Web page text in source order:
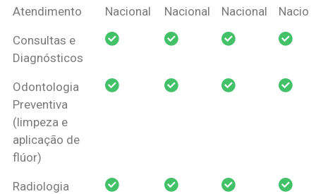
Coberturas
Pessoa Física
Nacional Criança Prótese
Atendimento Nacional Nacional Nacional
Consultas e
Diagnósticos
Odontologia
Preventiva
(limpeza e
aplicação de
flúor)
Radiologia